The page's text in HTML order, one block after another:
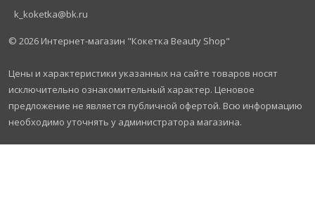
k_koketka@bk.ru
© 2026 Интернет-магазин "Кокетка Beauty Shop"
Цены и характеристики указанных на сайте товаров носят
исключительно ознакомительный характер. Ценовое
предложение не является публичной офертой. Всю информацию
необходимо уточнять у администратора магазина.